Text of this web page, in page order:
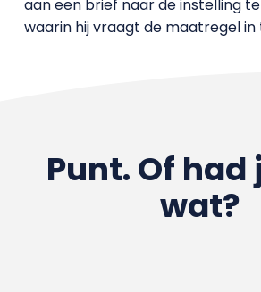
aan een brief naar de instelling
waarin hij vraagt de maatregel in
Punt. Of had
wat?